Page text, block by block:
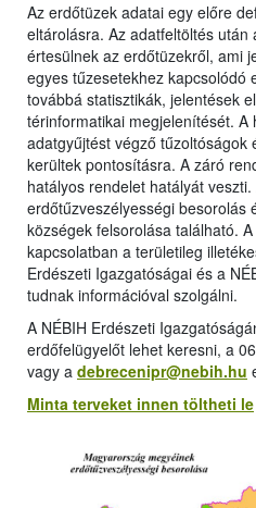
Az erdőtüzek adatai egy előre
eltárolásra. Az adatfeltöltés
értesülnek az erdőtüzekről, ami
egyes tűzesetekhez kapcsolódó
továbbá statisztikák, jelentések
térinformatikai megjelenítését. A
adatgyűjtést végző
kerültek pontosításra. A záró
hatályos rendelet hatályát
erdőtűzveszélyességi besorolás
községek felsorolása található.
kapcsolatban a területileg
Erdészeti Igazgatóságai és a
tudnak információval szolgálni.
A NÉBIH Erdészeti
erdőfelügyelőt lehet keresni, a
vagy a debrecenipr@nebih.hu
Minta terveket innen töltheti le